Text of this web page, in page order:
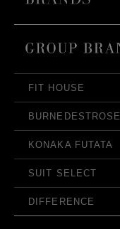
FIT HOUSE
BURNEDESTROSE
KONAKA FUTATA
SUIT SELECT
DIFFERENCE